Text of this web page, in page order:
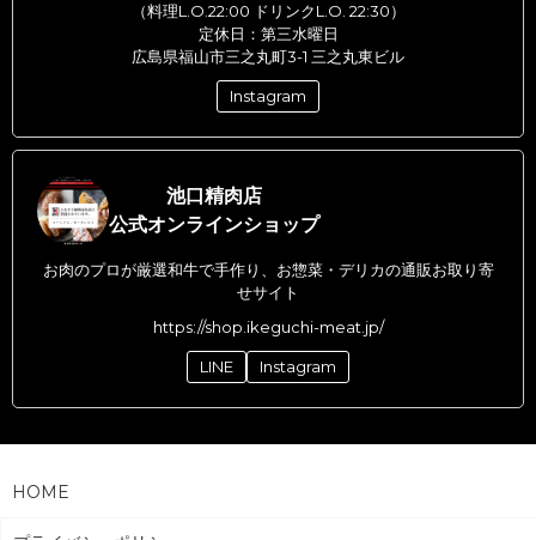
（料理L.O.22:00 ドリンクL.O. 22:30）
定休日：第三水曜日
広島県福山市三之丸町3-1 三之丸東ビル
Instagram
池口精肉店
公式オンラインショップ
お肉のプロが厳選和牛で手作り、お惣菜・デリカの通販お取り寄
せサイト
https://shop.ikeguchi-meat.jp/
LINE Instagram
HOME